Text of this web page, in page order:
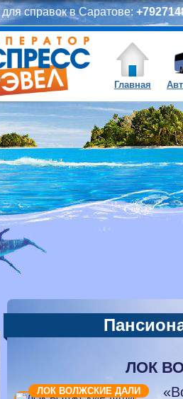
для справок в Саратове:
Главная
ЛОК
ЛОК ВОЛЖСКИЕ ДАЛИ